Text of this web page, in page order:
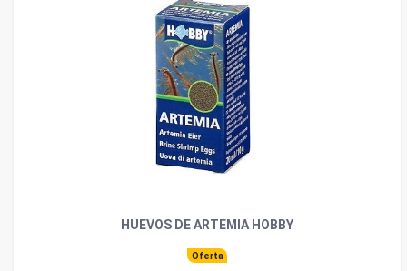
HUEVOS DE ARTEMIA HOBBY
Oferta